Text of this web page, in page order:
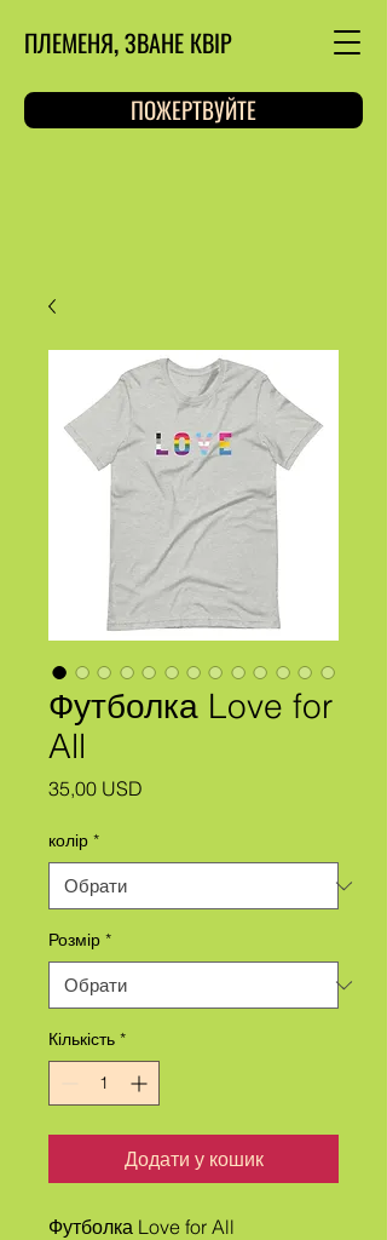
ПЛЕМЕНЯ, ЗВАНЕ КВІР
ПОЖЕРТВУЙТЕ
Футболка Love for
All
35,00 USD
колір *
Розмір *
Кількість *
Додати у кошик
Футболка Love for All